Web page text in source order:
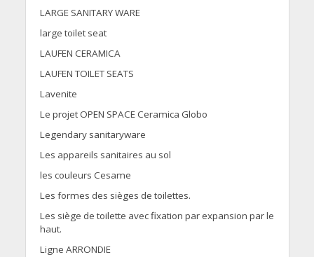
LARGE SANITARY WARE
large toilet seat
LAUFEN CERAMICA
LAUFEN TOILET SEATS
Lavenite
Le projet OPEN SPACE Ceramica Globo
Legendary sanitaryware
Les appareils sanitaires au sol
les couleurs Cesame
Les formes des sièges de toilettes.
Les siège de toilette avec fixation par expansion par le
haut.
Ligne ARRONDIE